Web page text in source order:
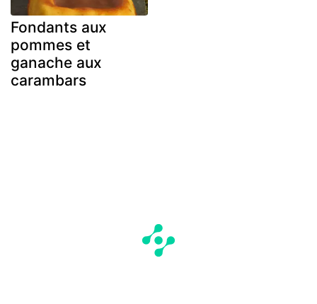
Fondants aux
pommes et
ganache aux
carambars